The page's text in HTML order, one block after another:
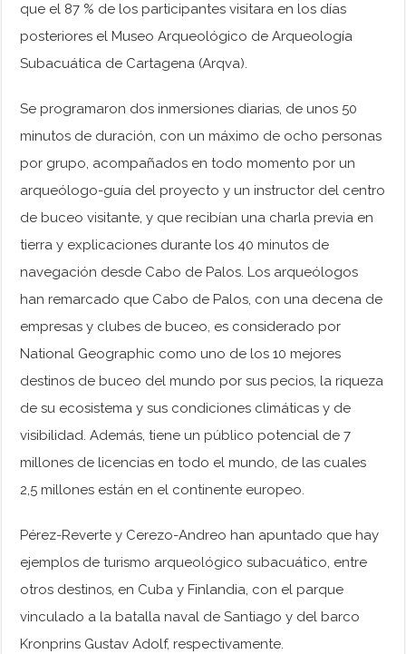
que el 87 % de los participantes visitara en los días
posteriores el Museo Arqueológico de Arqueología
Subacuática de Cartagena (Arqva).
Se programaron dos inmersiones diarias, de unos 50
minutos de duración, con un máximo de ocho personas
por grupo, acompañados en todo momento por un
arqueólogo-guía del proyecto y un instructor del centro
de buceo visitante, y que recibían una charla previa en
tierra y explicaciones durante los 40 minutos de
navegación desde Cabo de Palos. Los arqueólogos
han remarcado que Cabo de Palos, con una decena de
empresas y clubes de buceo, es considerado por
National Geographic como uno de los 10 mejores
destinos de buceo del mundo por sus pecios, la riqueza
de su ecosistema y sus condiciones climáticas y de
visibilidad. Además, tiene un público potencial de 7
millones de licencias en todo el mundo, de las cuales
2,5 millones están en el continente europeo.
Pérez-Reverte y Cerezo-Andreo han apuntado que hay
ejemplos de turismo arqueológico subacuático, entre
otros destinos, en Cuba y Finlandia, con el parque
vinculado a la batalla naval de Santiago y del barco
Kronprins Gustav Adolf, respectivamente.